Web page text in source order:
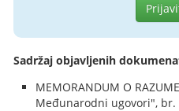
Sadržaj objavljenih
MEMORANDUM O
Međunarodni ugovori", br.